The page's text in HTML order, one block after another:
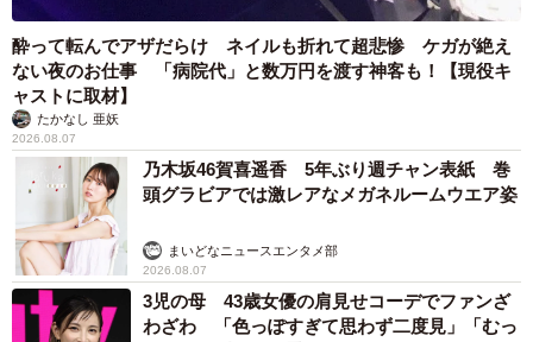
酔って転んでアザだらけ ネイルも折れて超悲惨 ケガが絶え
ない夜のお仕事 「病院代」と数万円を渡す神客も！【現役キ
ャストに取材】
たかなし 亜妖
2026.08.07
乃木坂46賀喜遥香 5年ぶり週チャン表紙 巻
頭グラビアでは激レアなメガネルームウエア姿
まいどなニュースエンタメ部
2026.08.07
3児の母 43歳女優の肩見せコーデでファンざ
わざわ 「色っぽすぎて思わず二度見」「むっ